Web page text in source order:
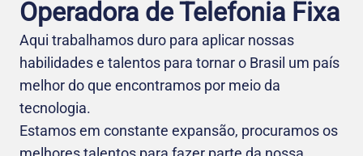
Operadora de Telefo nia Fixa
Aqui trabalhamos duro para aplicar nossas
habilidades e talentos para tornar o Brasil um país
melhor do que encontramos por meio da
tecnologia.
Estamos em constante expansão, procuramos os